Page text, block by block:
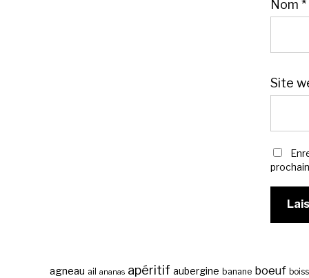
Nom *
Site
agneau ail ananas apéritif aubergine banane boeuf